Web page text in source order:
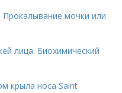
Прокалывание мочки или
лица. Биохимический
крыла носа Saint